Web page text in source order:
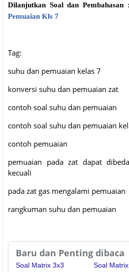
Dilanjutkan Soal dan
Pemuaian Kls 7
Tag:
suhu dan pemuaian kelas 7
konversi suhu dan pemuaian zat
contoh soal suhu dan pemuaian
contoh soal suhu dan pemuaian
contoh pemuaian
pemuaian pada zat dapat
kecuali
pada zat gas mengalami pemuaian
rangkuman suhu dan pemuaian
Baru dan Penting dibaca
Soal Matrix 3x3
Soal